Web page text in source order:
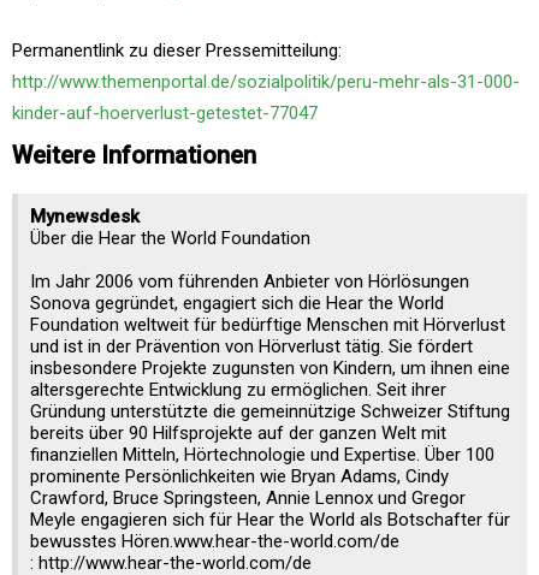
Permanentlink zu dieser Pressemitteilung:
http://www.themenportal.de/sozialpolitik/peru-mehr-als-31-000-
kinder-auf-hoerverlust-getestet-77047
Weitere Informationen
Mynewsdesk
Über die Hear the World Foundation
Im Jahr 2006 vom führenden Anbieter von Hörlösungen
Sonova gegründet, engagiert sich die Hear the World
Foundation weltweit für bedürftige Menschen mit Hörverlust
und ist in der Prävention von Hörverlust tätig. Sie fördert
insbesondere Projekte zugunsten von Kindern, um ihnen eine
altersgerechte Entwicklung zu ermöglichen. Seit ihrer
Gründung unterstützte die gemeinnützige Schweizer Stiftung
bereits über 90 Hilfsprojekte auf der ganzen Welt mit
finanziellen Mitteln, Hörtechnologie und Expertise. Über 100
prominente Persönlichkeiten wie Bryan Adams, Cindy
Crawford, Bruce Springsteen, Annie Lennox und Gregor
Meyle engagieren sich für Hear the World als Botschafter für
bewusstes Hören.www.hear-the-world.com/de
: http://www.hear-the-world.com/de